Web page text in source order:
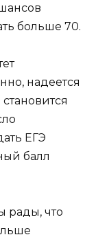
больше 70.
надеется
ЕГЭ
балл
рады, что